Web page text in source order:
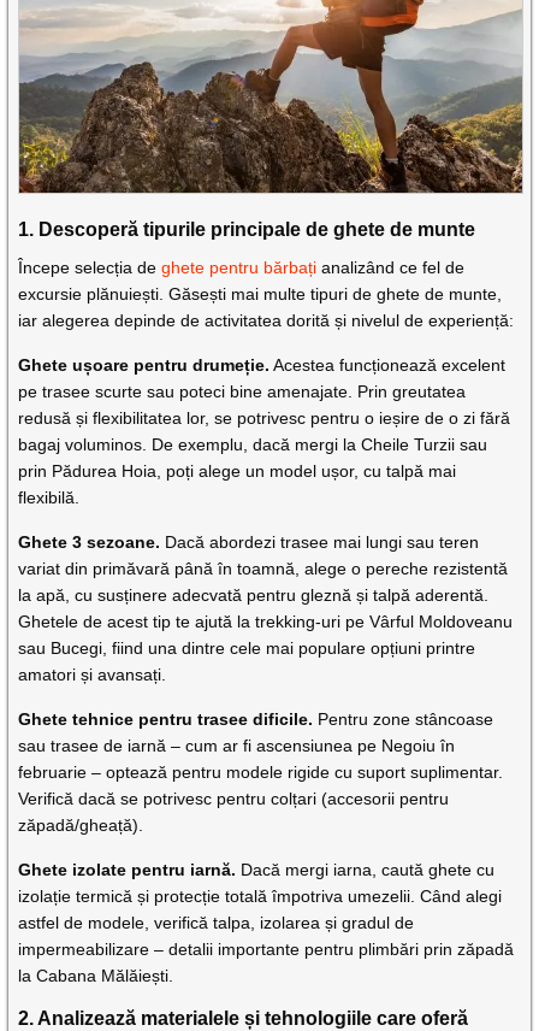
1. Descoperă tipurile principale de ghete de munte
Începe selecția deghete pentru bărbați analizând ce fel de
excursie plănuiești. Găsești mai multe tipuri de ghete de munte,
iar alegerea depinde de activitatea dorită și nivelul de experiență:
Ghete ușoare pentru drumeție. Acestea funcționează excelent
pe trasee scurte sau poteci bine amenajate. Prin greutatea
redusă și flexibilitatea lor, se potrivesc pentru o ieșire de o zi fără
bagaj voluminos. De exemplu, dacă mergi la Cheile Turzii sau
prin Pădurea Hoia, poți alege un model ușor, cu talpă mai
flexibilă.
Ghete 3 sezoane. Dacă abordezi trasee mai lungi sau teren
variat din primăvară până în toamnă, alege o pereche rezistentă
la apă, cu susținere adecvată pentru gleznă și talpă aderentă.
Ghetele de acest tip te ajută la trekking-uri pe Vârful Moldoveanu
sau Bucegi, fiind una dintre cele mai populare opțiuni printre
amatori și avansați.
Ghete tehnice pentru trasee dificile. Pentru zone stâncoase
sau trasee de iarnă – cum ar fi ascensiunea pe Negoiu în
februarie – optează pentru modele rigide cu suport suplimentar.
Verifică dacă se potrivesc pentru colțari (accesorii pentru
zăpadă/gheață).
Ghete izolate pentru iarnă. Dacă mergi iarna, caută ghete cu
izolație termică și protecție totală împotriva umezelii. Când alegi
astfel de modele, verifică talpa, izolarea și gradul de
impermeabilizare – detalii importante pentru plimbări prin zăpadă
la Cabana Mălăiești.
2. Analizează materialele și tehnologiile care oferă